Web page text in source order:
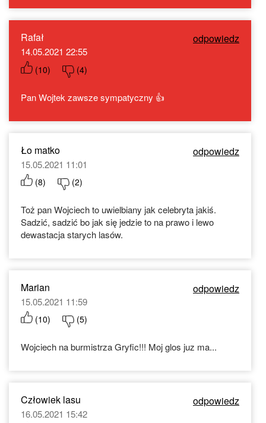
Rafał odpowiedz
14.05.2021 22:55
(10) (4)
Pan Wojtek zawsze sympatyczny 👍
Ło matko odpowiedz
15.05.2021 11:01
(8) (2)
Toż pan Wojciech to uwielbiany jak celebryta jakiś.
Sadzić, sadzić bo jak się jedzie to na prawo i lewo
dewastacja starych lasów.
Marian odpowiedz
15.05.2021 11:59
(10) (5)
Wojciech na burmistrza Gryfic!!! Moj glos juz ma...
Człowiek lasu odpowiedz
16.05.2021 15:42